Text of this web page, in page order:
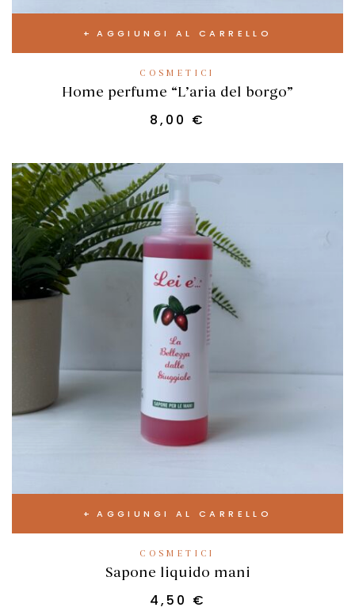
AGGIUNGI AL CARRELLO
COSMETICI
Home perfume “L’aria del borgo”
8,00 €
AGGIUNGI AL CARRELLO
COSMETICI
Sapone liquido mani
4,50 €